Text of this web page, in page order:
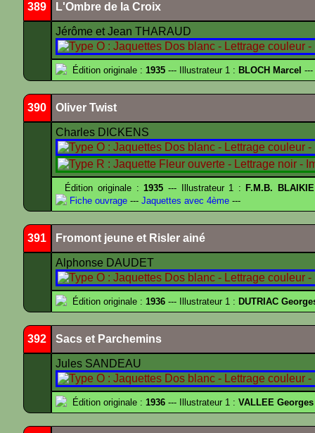
389 L'Ombre de la Croix
Jérôme et Jean THARAUD
Édition originale : 1935 --- Illustrateur 1 : BLOCH Marcel ---
390 Oliver Twist
Charles DICKENS
Édition originale :1935 --- Illustrateur 1 : F.M.B.
Fiche ouvrage --- Jaquettes avec 4ème ---
391 Fromont jeune et Risler ainé
Alphonse DAUDET
Édition originale : 1936 --- Illustrateur 1 : DUTRIAC
392 Sacs et Parchemins
Jules SANDEAU
Édition originale : 1936 --- Illustrateur 1 : VALLEE Georges